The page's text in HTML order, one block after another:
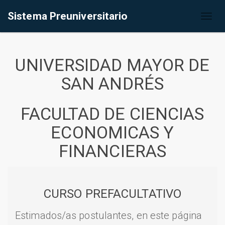
Sistema Preuniversitario
UNIVERSIDAD MAYOR DE
SAN ANDRÉS
FACULTAD DE CIENCIAS
ECONOMICAS Y
FINANCIERAS
CURSO PREFACULTATIVO
Estimados/as postulantes, en este página